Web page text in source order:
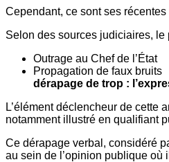
Cependant, ce sont ses
Selon des sources judiciaires, le
Outrage au Chef de l’État
dérapage de trop :
L’élément déclencheur de cette
notamment illustré en qualifiant
Ce dérapage verbal, considéré
au sein de l’opinion publique où